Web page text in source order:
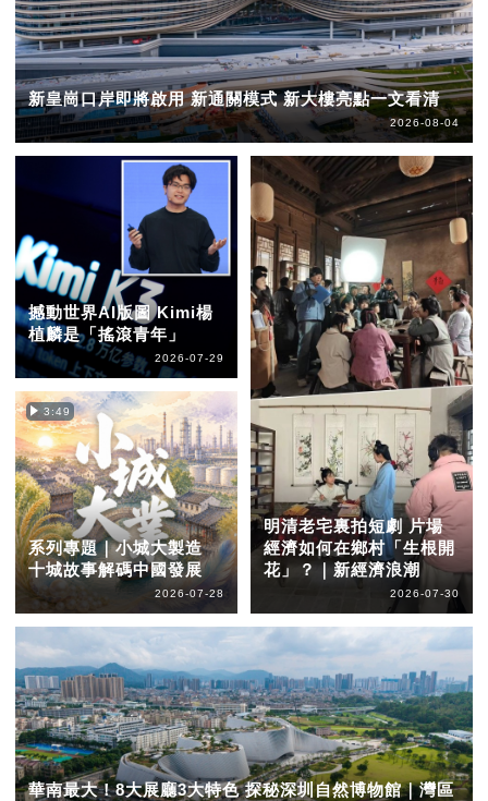
新皇崗口岸即將啟用 新通關模式 新大樓亮點一文看清
2026-08-04
撼動世界AI版圖 Kimi楊
植麟是「搖滾青年」
2026-07-29
3:49
系列專題｜小城大製造
十城故事解碼中國發展
2026-07-28
明清老宅裏拍短劇 片場
經濟如何在鄉村「生根開
花」？｜新經濟浪潮
2026-07-30
華南最大！8大展廳3大特色 探秘深圳自然博物館｜灣區